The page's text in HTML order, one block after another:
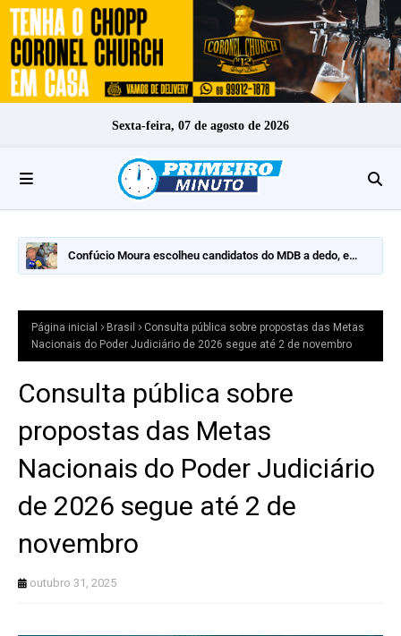
Sexta-feira, 07 de agosto de 2026
Confúcio Moura escolheu candidatos do MDB a dedo, e
Página inicial Brasil
Consulta pública sobre propostas das Metas
Nacionais do Poder Judiciário de 2026 segue até 2 de novembro
Consulta pública sobre
propostas das Metas
Nacionais do Poder Judiciário
de 2026 segue até 2 de
novembro
outubro 31, 2025